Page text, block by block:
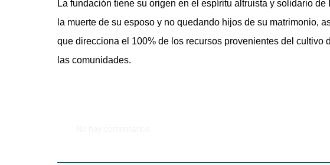
La fundación tiene su origen en el espíritu altruista y solidario
la muerte de su esposo y no quedando hijos de su matrimonio,
que direcciona el 100% de los recursos provenientes del cultivo
las comunidades.